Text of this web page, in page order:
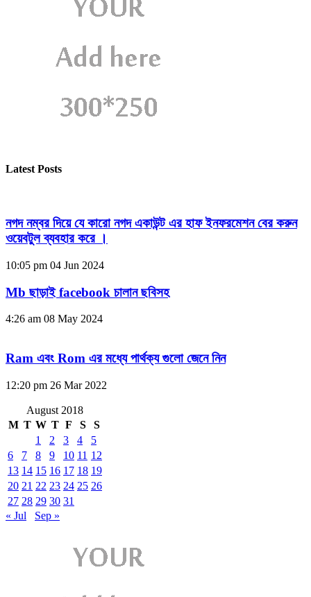
Latest Posts
নগদ নম্বর দিয়ে যে কারো নগদ একাউন্ট এর হাফ ইনফরমেশন বের করুন
ওয়েবটুল ব্যবহার করে ।
10:05 pm 04 Jun 2024
Mb ছাড়াই facebook চালান ছবিসহ
4:26 am 08 May 2024
Ram এবং Rom এর মধ্যে পার্থক্য গুলো জেনে নিন
12:20 pm 26 Mar 2022
August 2018
M T W T F S
S
1
2 3 4
5
6
7 8 9 10 11 12
13 14 15 16 17 18 19
20 21 22 23 24 25 26
27 28 29 30 31
« Jul
Sep »